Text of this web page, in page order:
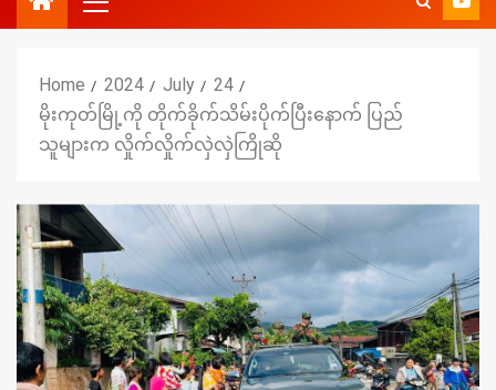
Home 2024 July
24
မိုးကုတ်မြို့ကို တိုက်ခိုက်သိမ်းပိုက်ပြီးနောက် ပြည်
သူများက လှိုက်လှိုက်လှဲလှဲကြိုဆို